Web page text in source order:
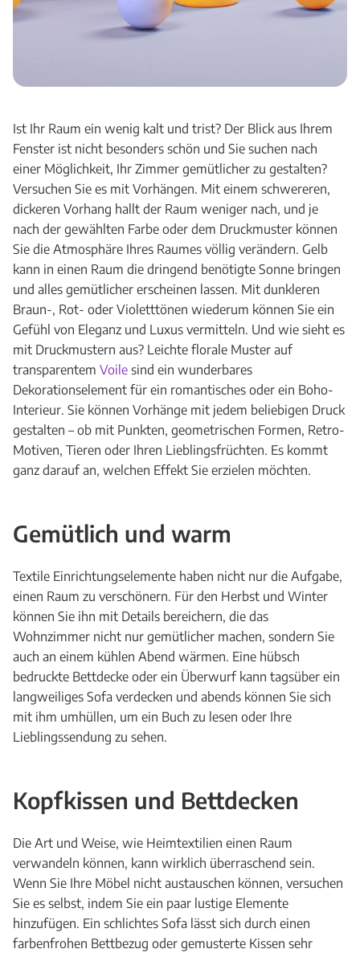
Ist Ihr Raum ein wenig kalt und trist? Der Blick aus Ihrem
Fenster ist nicht besonders schön und Sie suchen nach
einer Möglichkeit, Ihr Zimmer gemütlicher zu gestalten?
Versuchen Sie es mit Vorhängen. Mit einem schwereren,
dickeren Vorhang hallt der Raum weniger nach, und je
nach der gewählten Farbe oder dem Druckmuster können
Sie die Atmosphäre Ihres Raumes völlig verändern. Gelb
kann in einen Raum die dringend benötigte Sonne bringen
und alles gemütlicher erscheinen lassen. Mit dunkleren
Braun-, Rot- oder Violetttönen wiederum können Sie ein
Gefühl von Eleganz und Luxus vermitteln. Und wie sieht es
mit Druckmustern aus? Leichte florale Muster auf
transparentem Voile sind ein wunderbares
Dekorationselement für ein romantisches oder ein Boho-
Interieur. Sie können Vorhänge mit jedem beliebigen Druck
gestalten – ob mit Punkten, geometrischen Formen, Retro-
Motiven, Tieren oder Ihren Lieblingsfrüchten. Es kommt
ganz darauf an, welchen Effekt Sie erzielen möchten.
Gemütlich und warm
Textile Einrichtungselemente haben nicht nur die Aufgabe,
einen Raum zu verschönern. Für den Herbst und Winter
können Sie ihn mit Details bereichern, die das
Wohnzimmer nicht nur gemütlicher machen, sondern Sie
auch an einem kühlen Abend wärmen. Eine hübsch
bedruckte Bettdecke oder ein Überwurf kann tagsüber ein
langweiliges Sofa verdecken und abends können Sie sich
mit ihm umhüllen, um ein Buch zu lesen oder Ihre
Lieblingssendung zu sehen.
Kopfkissen und Bettdecken
Die Art und Weise, wie Heimtextilien einen Raum
verwandeln können, kann wirklich überraschend sein.
Wenn Sie Ihre Möbel nicht austauschen können, versuchen
Sie es selbst, indem Sie ein paar lustige Elemente
hinzufügen. Ein schlichtes Sofa lässt sich durch einen
farbenfrohen Bettbezug oder gemusterte Kissen sehr